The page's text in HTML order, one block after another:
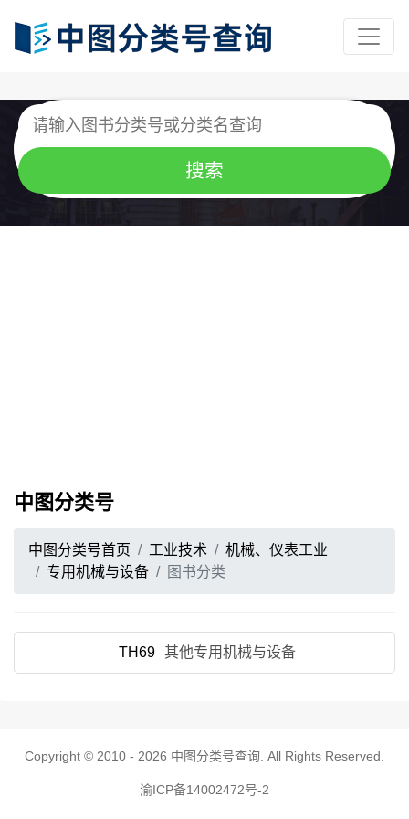
中图分类号
中图分类号首页 工业技术
机械、仪表工业
专用机械与设备
图书分类
TH69 其他专用机械与设备
Copyright © 2010 - 2026 中图分类号查询 . All Rights Reserved.
渝ICP备14002472号-2